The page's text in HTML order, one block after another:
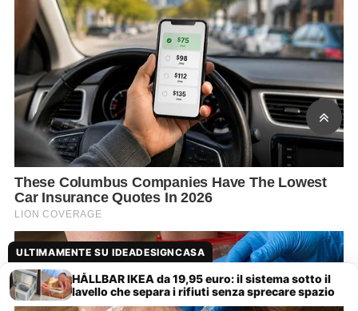
ULTIMAMENTE SU IDEADESIGNCASA
HÅLLBAR IKEA da 19,95 euro: il sistema sotto il
lavello che separa i rifiuti senza sprecare spazio